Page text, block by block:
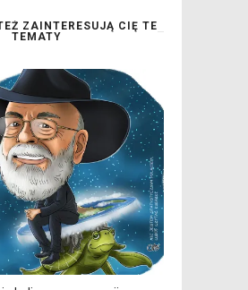
ZAINTERESUJĄ CIĘ TE
TEMATY